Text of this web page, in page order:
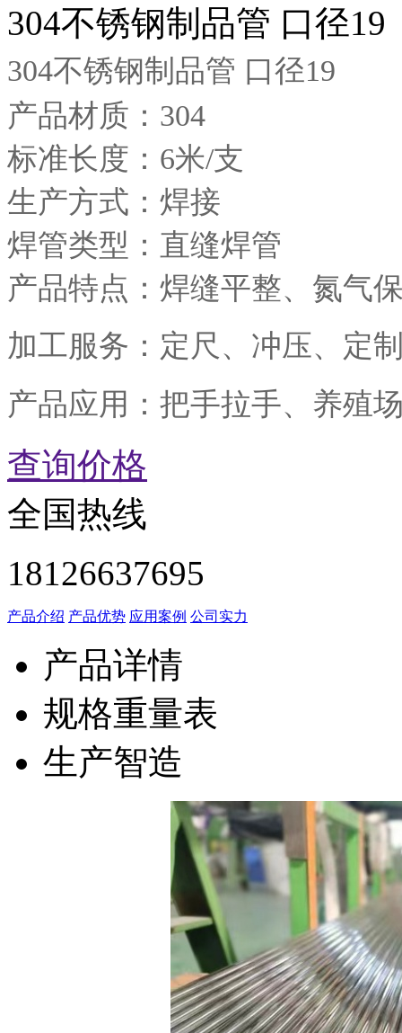
304不锈钢制品管 口径19
304不锈钢制品管 口径19
产品材质：304
标准长度：6米/支
生产方式：焊接
焊管类型：直缝焊管
产品特点：焊缝平整、氮气
加工服务：定尺、冲压、定
产品应用：把手拉手、养殖
查询价格
全国热线
18126637695
产品介绍 产品优势 应用案例 公司实力
产品详情
规格重量表
生产智造